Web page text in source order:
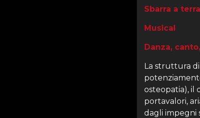
Sbarra a
Musical
Danza,
La struttura
osteopatia), il
portavalori,
dagli impegni